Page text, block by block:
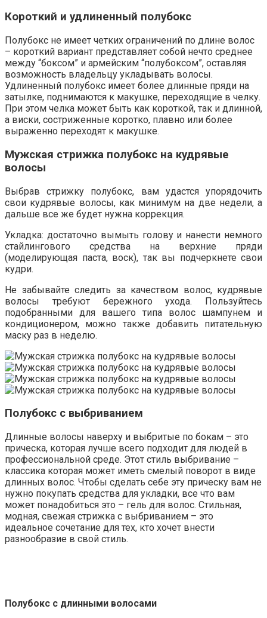
Короткий и удлиненный полубокс
Полубокс не имеет четких ограничений по длине волос
– короткий вариант представляет собой нечто среднее
между “боксом” и армейским “полубоксом”, оставляя
возможность владельцу укладывать волосы.
Удлиненный полубокс имеет более длинные пряди на
затылке, поднимаются к макушке, переходящие в челку.
При этом челка может быть как короткой, так и длинной,
а виски, состриженные коротко, плавно или более
выраженно переходят к макушке.
Мужская стрижка полубокс на кудрявые
волосы
Выбрав стрижку полубокс, вам удастся упорядочить
свои кудрявые волосы, как минимум на две недели, а
дальше все же будет нужна коррекция.
Укладка: достаточно вымыть голову и нанести немного
стайлингового средства на верхние пряди
(моделирующая паста, воск), так вы подчеркнете свои
кудри.
Не забывайте следить за качеством волос, кудрявые
волосы требуют бережного ухода. Пользуйтесь
подобранными для вашего типа волос шампунем и
кондиционером, можно также добавить питательную
маску раз в неделю.
Полубокс с выбриванием
Длинные волосы наверху и выбритые по бокам – это
прическа, которая лучше всего подходит для людей в
профессиональной среде. Этот стиль выбривание –
классика которая может иметь смелый поворот в виде
длинных волос. Чтобы сделать себе эту прическу вам не
нужно покупать средства для укладки, все что вам
может понадобиться это – гель для волос. Стильная,
модная, свежая стрижка с выбриванием – это
идеальное сочетание для тех, кто хочет внести
разнообразие в свой стиль.
Полубокс с длинными волосами